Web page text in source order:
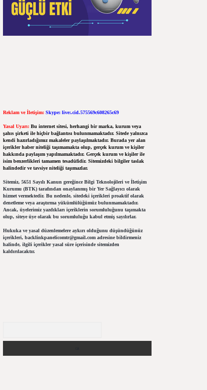
Reklam ve İletişim: Skype: live:.cid.575569c608265c69
Yasal Uyarı: Bu internet sitesi, herhangi bir marka, kurum veya
şahıs şirketi ile hiçbir bağlantısı bulunmamaktadır. Sitede yalnızca
kendi hazırladığımız makaleler paylaşılmaktadır. Burada yer alan
içerikler haber niteliği taşımamakta olup, gerçek kurum ve kişiler
hakkında paylaşım yapılmamaktadır. Gerçek kurum ve kişiler ile
isim benzerlikleri tamamen tesadüfidir. Sitemizdeki bilgiler taslak
halindedir ve tavsiye niteliği taşımazlar.
Sitemiz, 5651 Sayılı Kanun gereğince Bilgi Teknolojileri ve İletişim
Kurumu (BTK) tarafından onaylanmış bir Yer Sağlayıcı olarak
hizmet vermektedir. Bu nedenle, sitedeki içerikleri proaktif olarak
denetleme veya araştırma yükümlülüğümüz bulunmamaktadır.
Ancak, üyelerimiz yazdıkları içeriklerin sorumluluğunu taşımakta
olup, siteye üye olarak bu sorumluluğu kabul etmiş sayılırlar.
Hukuka ve yasal düzenlemelere aykırı olduğunu düşündüğünüz
içerikleri, backlinkpanelicomtr@gmail.comadresine bildirmeniz
halinde, ilgili içerikler yasal süre içerisinde sitemizden
kaldırılacaktır.